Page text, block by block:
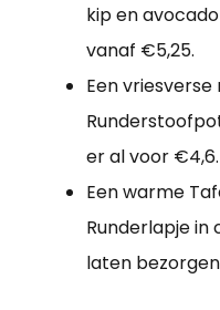
kip en
vanaf €5,25.
Een
er al voor €4,6.
Een warme
Runderlapje in
laten